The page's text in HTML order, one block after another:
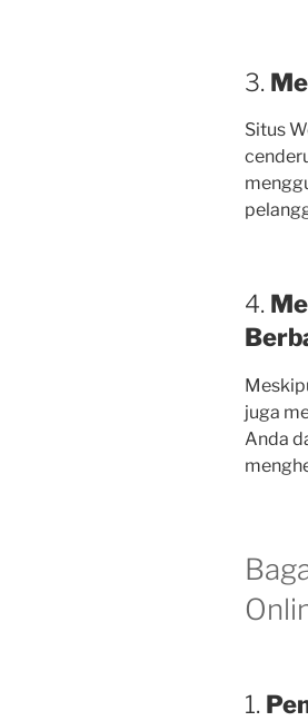
3.
Situs
4.
juga
Anda
1.